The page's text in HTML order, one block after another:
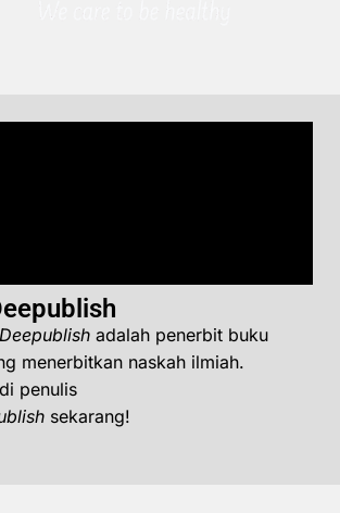
Deepublish adalah penerbit buku
menerbitkan naskah ilmiah.
penulis
sekarang!